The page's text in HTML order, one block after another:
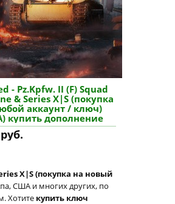
- Pz.Kpfw. II (F) Squad
& Series X|S (покупка
аккаунт / ключ)
купить дополнение
X|S (покупка на новый
США и многих других, по
Хотите купить ключ